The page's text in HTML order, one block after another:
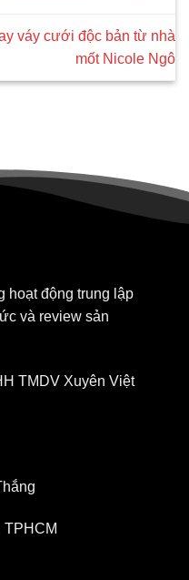
váy cưới độc bản từ nhà
mốt Nicole Ngô
hoạt động trung lập
và review sản
TMDV Xuyên Việt
TPHCM